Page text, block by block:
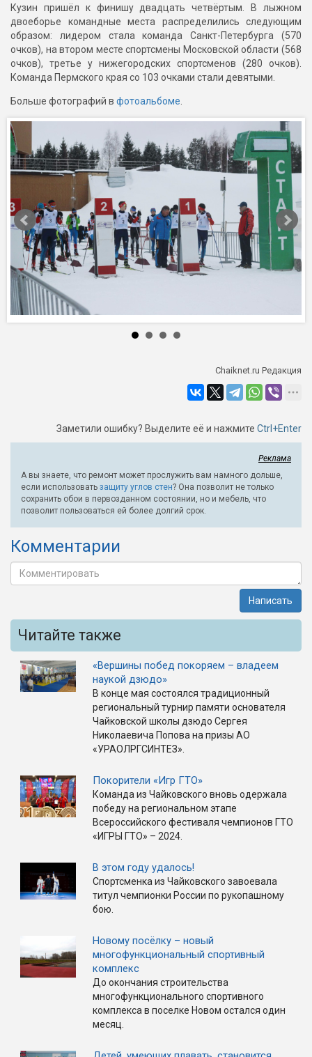
Кузин пришёл к финишу двадцать четвёртым. В лыжном
двоеборье командные места распределились следующим
образом: лидером стала команда Санкт-Петербурга (570
очков), на втором месте спортсмены Московской области (568
очков), третье у нижегородских спортсменов (280 очков).
Команда Пермского края со 103 очками стали девятыми.
Больше фотографий в фотоальбоме
Chaiknet.ru Редакция
Заметили ошибку? Выделите её и нажмите Ctrl+Enter
Реклама
А вы знаете, что ремонт может прослужить вам намного дольше,
если использовать защиту углов стен? Она позволит не только
сохранить обои в первозданном состоянии, но и мебель, что
позволит пользоваться ей более долгий срок.
Комментарии
Написать
Читайте также
«Вершины побед покоряем – владеем
наукой дзюдо»
В конце мая состоялся традиционный
региональный турнир памяти основателя
Чайковской школы дзюдо Сергея
Николаевича Попова на призы АО
«УРАОЛРГСИНТЕЗ».
Покорители «Игр ГТО»
Команда из Чайковского вновь одержала
победу на региональном этапе
Всероссийского фестиваля чемпионов ГТО
«ИГРЫ ГТО» – 2024.
В этом году удалось!
Спортсменка из Чайковского завоевала
титул чемпионки России по рукопашному
бою.
Новому посёлку – новый
многофункциональный спортивный
комплекс
До окончания строительства
многофункционального спортивного
комплекса в поселке Новом остался один
месяц.